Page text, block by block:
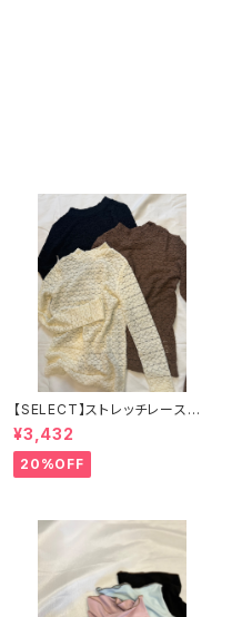
【SELECT】ストレッチレースプ
チハイネックPO 25-0685
¥3,432
20%OFF